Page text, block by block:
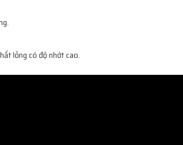
lỏng có độ nhớt cao.